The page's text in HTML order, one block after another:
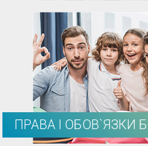
ПРАВА І ОБОВ`ЯЗКИ